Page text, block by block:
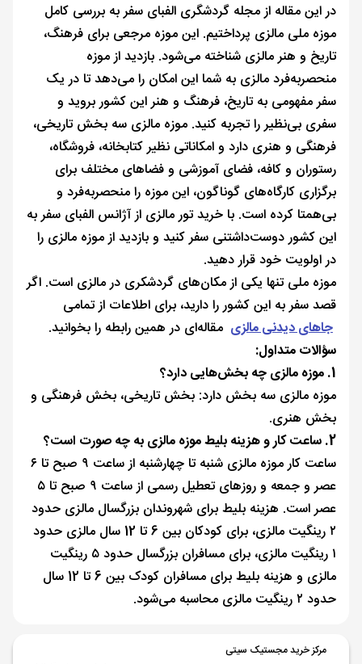
در این مقاله از مجله گردشگری الفبای سفر به بررسی کامل
موزه ملی مالزی پرداختیم. این موزه مرجعی برای فرهنگ،
تاریخ و هنر مالزی شناخته می‌شود. بازدید از موزه
منحصربه‌فرد مالزی به شما این امکان را می‌دهد تا در یک
سفر مفهومی به تاریخ، فرهنگ و هنر این کشور بروید و
سفری بی‌نظیر را تجربه کنید. موزه مالزی سه بخش تاریخی،
فرهنگی و هنری دارد و امکاناتی نظیر کتابخانه، فروشگاه،
رستوران و کافه، فضای آموزشی و فضاهای مختلف برای
برگزاری کارگاه‌های گوناگون، این موزه را منحصربه‌فرد و
بی‌همتا کرده است. با خرید تور مالزی از آژانس الفبای سفر به
این کشور دوست‌داشتنی سفر کنید و بازدید از موزه مالزی را
در اولویت خود قرار دهید.
موزه ملی تنها یکی از مکان‌های گردشکری در مالزی است. اگر
قصد سفر به این کشور را دارید، برای اطلاعات از تمامی
جاهای دیدنی مالزی مقاله‌ای در همین رابطه را بخوانید.
سؤالات متداول:
1. موزه مالزی چه بخش‌هایی دارد؟
موزه مالزی سه بخش دارد: بخش تاریخی، بخش فرهنگی و
بخش هنری.
2. ساعت کار و هزینه بلیط موزه مالزی به چه صورت است؟
ساعت کار موزه مالزی شنبه تا چهارشنبه از ساعت ۹ صبح تا ۶
عصر و جمعه و روزهای تعطیل رسمی از ساعت ۹ صبح تا ۵
عصر است. هزینه بلیط برای شهروندان بزرگسال مالزی حدود
۲ رینگیت مالزی، برای کودکان بین 6 تا 12 سال مالزی حدود
۱ رینگیت مالزی، برای مسافران بزرگسال حدود ۵ رینگیت
مالزی و هزینه بلیط برای مسافران کودک بین 6 تا 12 سال
حدود ۲ رینگیت مالزی محاسبه می‌شود.
مرکز خرید مجستیک سیتی